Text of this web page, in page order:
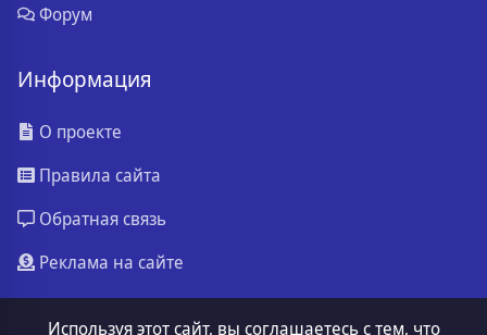
Форум
Информация
О проекте
Правила сайта
Обратная связь
Реклама на сайте
Используя этот сайт, вы соглашаетесь с тем, что